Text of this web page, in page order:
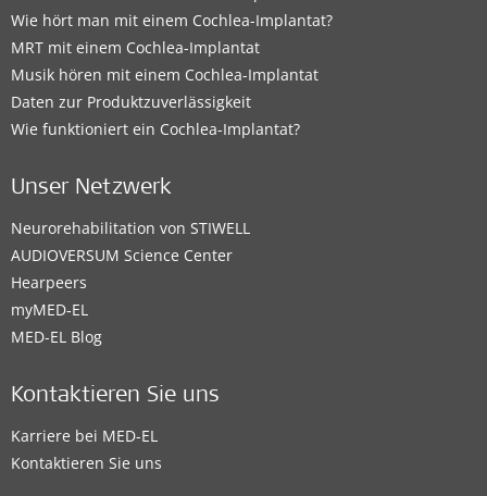
Wie hört man mit einem Cochlea-Implantat?
MRT mit einem Cochlea-Implantat
Musik hören mit einem Cochlea-Implantat
Daten zur Produktzuverlässigkeit
Wie funktioniert ein Cochlea-Implantat?
Unser Netzwerk
Neurorehabilitation von STIWELL
AUDIOVERSUM Science Center
Hearpeers
myMED‑EL
MED-EL Blog
Kontaktieren Sie uns
Karriere bei MED-EL
Kontaktieren Sie uns